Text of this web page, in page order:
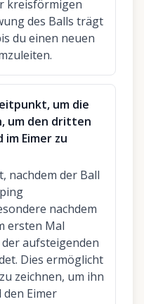
kreisförmigen
des Balls trägt
du einen neuen
um die
um den dritten
Eimer zu
nachdem der Ball
nachdem
ersten Mal
aufsteigenden
Dies ermöglicht
zeichnen, um ihn
Eimer